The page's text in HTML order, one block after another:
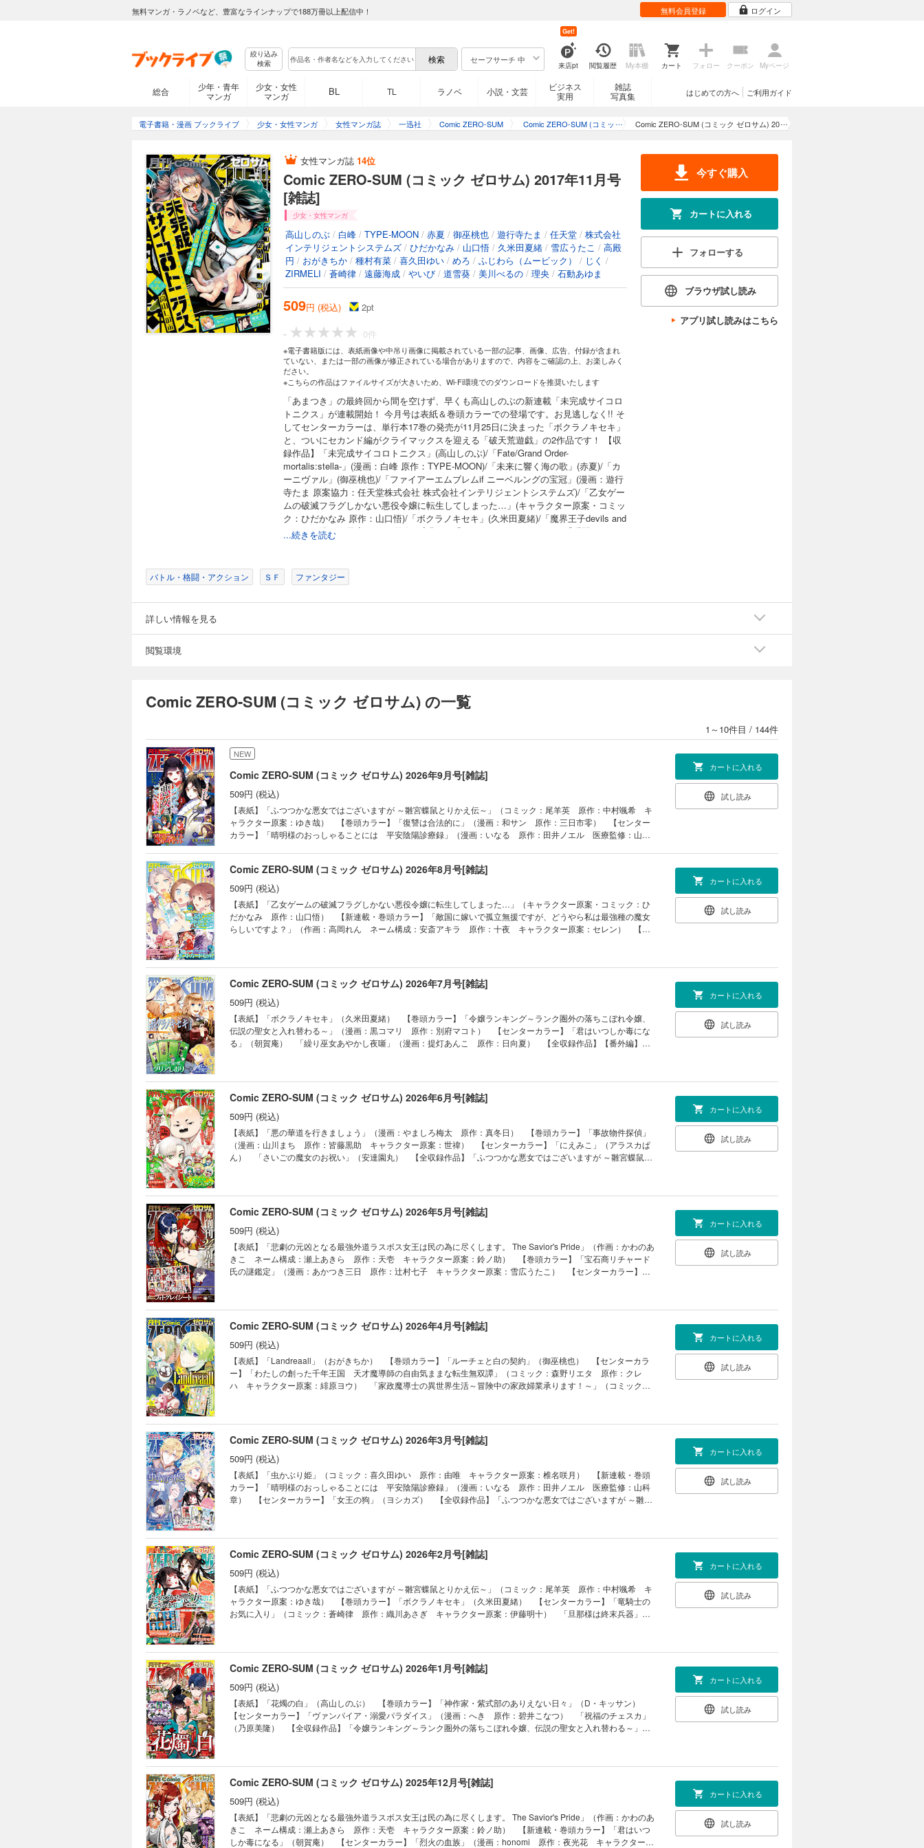
無料マンガ・ラノベなど、豊富なラインナップで188万冊以上配信中！ 無料会員登録 ログイン
絞り込み
検索
セーフサーチ 中
来店pt
Get!
閲覧履歴 My本棚 カート フォロー クーポン Myページ
総合
少年・青年
マンガ
少女・女性
マンガ
BL TL ラノベ 小説・文芸
ビジネス
実用
雑誌
写真集
ご利用ガイド
はじめての方へ
電子書籍・漫画 ブックライブ 少女・女性マンガ 女性マンガ誌 一迅社 Comic ZERO-SUM
Comic ZERO-SUM (コミッ
Comic ZERO-SUM (コミック ゼロサム) 20
女性マンガ誌 14位
Comic ZERO-SUM (コミック ゼロサム) 2017年11月号
[雑誌]
少女・女性マンガ
高山しのぶ / 白峰 / TYPE-MOON / 赤夏 / 御巫桃也 / 遊行寺たま / 任天堂 / 株式会社
インテリジェントシステムズ / ひだかなみ / 山口悟 / 久米田夏緒 / 雪広うたこ / 高殿
円 / おがきちか / 種村有菜 / 喜久田ゆい / めろ / ふじわら（ムービック） / じく /
ZIRMELI / 蒼崎律 / 遠藤海成 / やいび / 道雪葵 / 美川べるの / 理央 / 石動あゆま
509円 (税込) 2pt
- 0件
※電子書籍版には、表紙画像や中吊り画像に掲載されている一部の記事、画像、広告、付録が含まれ
ていない、または一部の画像が修正されている場合がありますので、内容をご確認の上、お楽しみく
ださい。
※こちらの作品はファイルサイズが大きいため、Wi-Fi環境でのダウンロードを推奨いたします
「あまつき」の最終回から間を空けず、早くも高山しのぶの新連載「未完成サイコロ
トニクス」が連載開始！ 今月号は表紙＆巻頭カラーでの登場です。お見逃しなく!! そ
してセンターカラーは、単行本17巻の発売が11月25日に決まった「ボクラノキセキ」
と、ついにセカンド編がクライマックスを迎える「破天荒遊戯」の2作品です！ 【収
録作品】「未完成サイコロトニクス」(高山しのぶ)/「Fate/Grand Order-
mortalis:stella-」(漫画：白峰 原作：TYPE-MOON)/「未来に響く海の歌」(赤夏)/「カ
ーニヴァル」(御巫桃也)/「ファイアーエムブレムif ニーベルングの宝冠」(漫画：遊行
寺たま 原案協力：任天堂株式会社 株式会社インテリジェントシステムズ)/「乙女ゲー
ムの破滅フラグしかない悪役令嬢に転生してしまった…」(キャラクター原案・コミッ
ク：ひだかなみ 原作：山口悟)/「ボクラノキセキ」(久米田夏緒)/「魔界王子devils and
realist」(漫画：雪広うたこ 原作：高殿円)/「Landreaall」(おがきちか)/「瞬間ライル」
(種村有菜 喜久田ゆい)/「ツキウタ。THE ANIMATION」(漫画：めろ 原作：ふじわら
(ZIRMELI)/「罪科のグリム」(蒼崎律)/「破天荒遊戯」(遠藤海成)/「BLモブのお仕事」
(やいび)/「女子漫画編集者と蔦屋さん」(道雪葵)/「ストレンジ・プラス」(美川べる
ません。
...続きを読む
今すぐ購入
カートに入れる
フォローする
ブラウザ試し読み
アプリ試し読みはこちら
バトル・格闘・アクション ＳＦ ファンタジー
詳しい情報を見る
閲覧環境
Comic ZERO-SUM (コミック ゼロサム) の一覧
1～10件目 / 144件
NEW
Comic ZERO-SUM (コミック ゼロサム) 2026年9月号[雑誌]
509円 (税込)
【表紙】「ふつつかな悪女ではございますが ～雛宮蝶鼠とりかえ伝～」（コミック：尾羊英 原作：中村颯希 キ
ャラクター原案：ゆき哉） 【巻頭カラー】「復讐は合法的に」（漫画：和サン 原作：三日市零） 【センター
カラー】「晴明様のおっしゃることには 平安陰陽診療録」（漫画：いなる 原作：田井ノエル 医療監修：山科
十夜 キャラクター原案：セレン） 「神作家・紫式部のありえない日々」（D・キッサン） 「乙女ゲームの破
滅フラグしかない悪役令嬢に転生してしまった…」（キャラクター原案・コミック：ひだかなみ 原作：山口
悟） 「祝福のチェスカ」（乃原美隆） 「花燭の白」（高山しのぶ） 「令嬢ランキング～ランク圏外の落ちこ
ぼれ令嬢、伝説の聖女と入れ替わる～」（漫画：黒コマリ 原作：別府マコト） 「君はいつしか毒になる」（朝
賀庵） 「ボクラノキセキ」（久米田夏緒） 「竜騎士のお気に入り」（コミック：蒼崎律 原作：織川あさぎ
キャラクター原案：伊藤明十） 「事故物件探偵」（漫画：山川まち 原作：皆藤黒助 キャラクター原案：世
ク：おの秋人 原作：文庫妖 キャラクター原案：なま） 「烈火の血族」（漫画：honomi 原作：夜光花 キャ
ラクター原案：奈良千春） 「ルーチェと白の契約」（御巫桃也） 「さいごの魔女のお祝い」（安達園丸）
ャラクター原案：緋原ヨウ） 「怪異の掃除人・曽根崎慎司の事件ファイル」（漫画：八橋はち 原作：長埜
恵） 「悲劇の元凶となる最強外道ラスボス女王は民の為に尽くします。 The Savior's Pride」（作画：かわのあき
こ ネーム構成：瀬上あきら 原作：天壱 キャラクター原案：鈴ノ助） 「にえみこ」（アラスカぱん） 「虫
かぶり姫」（コミック：喜久田ゆい 原作：由唯 キャラクター原案：椎名咲月） 「女王の狗」（ヨシカズ）
てはいけません」（雪広うたこ） 「Fate/Grand Order -mortalis:stella-」（漫画：白峰 原作：TYPE-MOON）
【番外編】「宝石商リチャード氏の謎鑑定」（漫画：あかつき三日 原作：辻村七子 キャラクター原案：雪広う
たこ） ※「暗号解読士 九條キリヤの事件簿」「神クズ☆アイドル」は都合により休載させていただきます。 ※本
電子書籍の表紙・目次・広告・情報・価格は、紙で発行した当時のものとなります。電子版に付録は含まれており
ません。また、作品のラインナップ・記事等が目次と異なる場合もございます。何卒ご了承ください。
カートに入れる
試し読み
Comic ZERO-SUM (コミック ゼロサム) 2026年8月号[雑誌]
509円 (税込)
【表紙】「乙女ゲームの破滅フラグしかない悪役令嬢に転生してしまった…」（キャラクター原案・コミック：ひ
だかなみ 原作：山口悟） 【新連載・巻頭カラー】「敵国に嫁いで孤立無援ですが、どうやら私は最強種の魔女
らしいですよ？」（作画：高岡れん ネーム構成：安斎アキラ 原作：十夜 キャラクター原案：セレン） 【セ
劇の元凶となる最強外道ラスボス女王は民の為に尽くします。 The Savior's Pride」（作画：かわのあきこ ネーム
構成：瀬上あきら 原作：天壱 キャラクター原案：鈴ノ助） 「烈火の血族」（漫画：honomi 原作：夜光花
キャラクター原案：奈良千春） 「わたしの創った千年王国 天才魔導師の自由気ままな転生無双譚」（コミッ
ク：森野リエタ 原作：クレハ キャラクター原案：緋原ヨウ） 「ボクラノキセキ」（久米田夏緒） 【番外
編】「君はいつしか毒になる」（朝賀庵） 「花燭の白」（高山しのぶ） 「令嬢ランキング～ランク圏外の落ち
こぼれ令嬢、伝説の聖女と入れ替わる～」（漫画：黒コマリ 原作：別府マコト） 「家政魔導士の異世界生活～
冒険中の家政婦業承ります！～」（コミック：おの秋人 原作：文庫妖 キャラクター原案：なま） 「祝福のチ
零） 「樹海の魔女」（遊行寺たま） 「ヴァンパイア・溺愛パラダイス」（漫画：へき 原作：碧井こなつ）
「晴明様のおっしゃることには 平安陰陽診療録」（漫画：いなる 原作：田井ノエル 医療監修：山科章）
「事故物件探偵」（漫画：山川まち 原作：皆藤黒助 キャラクター原案：世禕） 「ルーチェと白の契約」（御
巫桃也） 「にえみこ」（アラスカぱん） 「魔法使いの約束 COMIC」（漫画：仲村柴太郎 原作・シナリオ：
都志見文太／coly キャラクターデザイン原案：ダンミル） 「Landreaall」（おがきちか） 「女王の狗」（ヨ
シカズ） 「旦那様は終末兵器」（雨宮由樹＆市原ゆき乃） 「暗号解読士 九條キリヤの事件簿」（コミック：ま
籍の表紙・目次・広告・情報・価格は、紙で発行した当時のものとなります。電子版に付録は含まれておりませ
ん。また、作品のラインナップ・記事等が目次と異なる場合もございます。何卒ご了承ください。
カートに入れる
試し読み
Comic ZERO-SUM (コミック ゼロサム) 2026年7月号[雑誌]
509円 (税込)
【表紙】「ボクラノキセキ」（久米田夏緒） 【巻頭カラー】「令嬢ランキング～ランク圏外の落ちこぼれ令嬢、
伝説の聖女と入れ替わる～」（漫画：黒コマリ 原作：別府マコト） 【センターカラー】「君はいつしか毒にな
る」（朝賀庵） 「繰り巫女あやかし夜噺」（漫画：提灯あんこ 原作：日向夏） 【全収録作品】【番外編】
ス女王は民の為に尽くします。 The Savior's Pride」（作画：かわのあきこ ネーム構成：瀬上あきら 原作：天
壱 キャラクター原案：鈴ノ助） 【番外編】「ヴァンパイア・溺愛パラダイス」（漫画：へき 原作：碧井こな
つ） 「家政魔導士の異世界生活～冒険中の家政婦業承ります！～」（コミック：おの秋人 原作：文庫妖 キャ
ラクター原案：なま） 「虫かぶり姫」（コミック：喜久田ゆい 原作：由唯 キャラクター原案：椎名咲月）
「復讐は合法的に」（漫画：和サン 原作：三日市零） 「わたしの創った千年王国 天才魔導師の自由気ままな
転生無双譚」（コミック：森野リエタ 原作：クレハ キャラクター原案：緋原ヨウ） 「悪の華道を行きましょ
う」（漫画：やましろ梅太 原作：真冬日） 「樹海の魔女」（遊行寺たま） 「魔法使いの約束 COMIC」（漫
の血族」（漫画：honomi 原作：夜光花 キャラクター原案：奈良千春） 「晴明様のおっしゃることには 平安
陰陽診療録」（漫画：いなる 原作：田井ノエル 医療監修：山科章） 「女王の狗」（ヨシカズ） 「旦那様は
終末兵器」（雨宮由樹＆市原ゆき乃） 「神クズ☆アイドル」（いそふらぼん肘樹） 「暗号解読士 九條キリヤの
事件簿」（コミック：ましの 原作：桜川ヒロ キャラクター原案：アオジマイコ） 「Landreaall」（おがきち
か） 「Fate/Grand Order -mortalis:stella-」（漫画：白峰 原作：TYPE-MOON） ※「彼に依頼してはいけませ
ん」（雪広うたこ）は都合により休載させていただきます。※本電子書籍の表紙・目次・広告・情報・価格は、紙
カートに入れる
試し読み
Comic ZERO-SUM (コミック ゼロサム) 2026年6月号[雑誌]
509円 (税込)
【表紙】「悪の華道を行きましょう」（漫画：やましろ梅太 原作：真冬日） 【巻頭カラー】「事故物件探偵」
（漫画：山川まち 原作：皆藤黒助 キャラクター原案：世禕） 【センターカラー】「にえみこ」（アラスカぱ
ん） 「さいごの魔女のお祝い」（安達園丸） 【全収録作品】「ふつつかな悪女ではございますが ～雛宮蝶鼠と
きら 原作：天壱 キャラクター原案：鈴ノ助） 「怪異の掃除人・曽根崎慎司の事件ファイル」（漫画：八橋は
ち 原作：長埜恵） 「わたしの創った千年王国 天才魔導師の自由気ままな転生無双譚」（コミック：森野リエ
タ 原作：クレハ キャラクター原案：緋原ヨウ） 「晴明様のおっしゃることには 平安陰陽診療録」（漫画：
いなる 原作：田井ノエル 医療監修：山科章） 「君はいつしか毒になる」（朝賀庵） 【番外編】「令嬢ラン
キング～ランク圏外の落ちこぼれ令嬢、伝説の聖女と入れ替わる～」（漫画：黒コマリ 原作：別府マコト）
「花燭の白」（高山しのぶ） 「宝石商リチャード氏の謎鑑定」（漫画：あかつき三日 原作：辻村七子 キャラ
クター原案：雪広うたこ） 「樹海の魔女」（遊行寺たま） 「女王の狗」（ヨシカズ） 「家政魔導士の異世界
ク：ひだかなみ 原作：山口悟） 「旦那様は終末兵器」（雨宮由樹＆市原ゆき乃） 「ボクラノキセキ」（久米
田夏緒） 「烈火の血族」（漫画：honomi 原作：夜光花 キャラクター原案：奈良千春） 「神作家・紫式部の
ありえない日々」（D・キッサン） 【番外編】「復讐は合法的に」（漫画：和サン 原作：三日市零） 「ヴァ
ンパイア・溺愛パラダイス」（漫画：へき 原作：碧井こなつ） 「暗号解読士 九條キリヤの事件簿」（コミッ
ク：ましの 原作：桜川ヒロ キャラクター原案：アオジマイコ） 「虫かぶり姫」（コミック：喜久田ゆい 原
作：由唯 キャラクター原案：椎名咲月） 「神クズ☆アイドル」（いそふらぼん肘樹） 【最終回】「警視庁魔
mortalis:stella-」は都合により休載させていただきます。※本電子書籍の表紙・目次・広告・情報・価格は、紙で発
行した当時のものとなります。電子版に付録は含まれておりません。また、作品のラインナップ・記事等が目次と
異なる場合もございます。何卒ご了承ください。
カートに入れる
試し読み
Comic ZERO-SUM (コミック ゼロサム) 2026年5月号[雑誌]
509円 (税込)
【表紙】「悲劇の元凶となる最強外道ラスボス女王は民の為に尽くします。 The Savior's Pride」（作画：かわのあ
きこ ネーム構成：瀬上あきら 原作：天壱 キャラクター原案：鈴ノ助） 【巻頭カラー】「宝石商リチャード
氏の謎鑑定」（漫画：あかつき三日 原作：辻村七子 キャラクター原案：雪広うたこ） 【センターカラー】
～雛宮蝶鼠とりかえ伝～」（コミック：尾羊英 原作：中村颯希 キャラクター原案：ゆき哉） 【番外編】「女
王の狗」（ヨシカズ） 「復讐は合法的に」（漫画：和サン 原作：三日市零） 「乙女ゲームの破滅フラグしか
ない悪役令嬢に転生してしまった…」（キャラクター原案・コミック：ひだかなみ 原作：山口悟） 「令嬢ラン
キング～ランク圏外の落ちこぼれ令嬢、伝説の聖女と入れ替わる～」（漫画：黒コマリ 原作：別府マコト）
「神作家・紫式部のありえない日々」（D・キッサン） 「警視庁魔獣対策室 狼刑事と目覚めの賢者」（漫画：ア
ズマミドリ 原作：ヨシビロコウ キャラクター原案：巖本英利） 【読み切り】「錆びない夜より」（蔦屋
藤） 「君はいつしか毒になる」（朝賀庵） 「悪の華道を行きましょう」（漫画：やましろ梅太 原作：真冬
由気ままな転生無双譚」（コミック：森野リエタ 原作：クレハ キャラクター原案：緋原ヨウ） 「家政魔導士
の異世界生活～冒険中の家政婦業承ります！～」（コミック：おの秋人 原作：文庫妖 キャラクター原案：な
ま） 「竜騎士のお気に入り」（コミック：蒼崎律 原作：織川あさぎ キャラクター原案：伊藤明十） 「事故
物件探偵」（漫画：山川まち 原作：皆藤黒助 キャラクター原案：世禕） 「ボクラノキセキ」（久米田夏
緒） 「ヴァンパイア・溺愛パラダイス」（漫画：へき 原作：碧井こなつ） 「泡沫のムジナ」（会田小路ちょ
こぷでぃんぐ） 「ルーチェと白の契約」（御巫桃也） 「さいごの魔女のお祝い」（安達園丸） 【最終回】
姫」（コミック：喜久田ゆい 原作：由唯 キャラクター原案：椎名咲月） 「暗号解読士 九條キリヤの事件簿」
（コミック：ましの 原作：桜川ヒロ キャラクター原案：アオジマイコ） ※本電子書籍の表紙・目次・広告・
情報・価格は、紙で発行した当時のものとなります。電子版に付録は含まれておりません。また、作品のラインナ
ップ・記事等が目次と異なる場合もございます。何卒ご了承ください。
カートに入れる
試し読み
Comic ZERO-SUM (コミック ゼロサム) 2026年4月号[雑誌]
509円 (税込)
【表紙】「Landreaall」（おがきちか） 【巻頭カラー】「ルーチェと白の契約」（御巫桃也） 【センターカラ
ー】「わたしの創った千年王国 天才魔導師の自由気ままな転生無双譚」（コミック：森野リエタ 原作：クレ
ハ キャラクター原案：緋原ヨウ） 「家政魔導士の異世界生活～冒険中の家政婦業承ります！～」（コミック：
民の為に尽くします。 The Savior's Pride」（作画：かわのあきこ ネーム構成：瀬上あきら 原作：天壱 キャラ
クター原案：鈴ノ助） 「ふつつかな悪女ではございますが ～雛宮蝶鼠とりかえ伝～」（コミック：尾羊英 原
作：中村颯希 キャラクター原案：ゆき哉） 「乙女ゲームの破滅フラグしかない悪役令嬢に転生してしまっ
た…」（キャラクター原案・コミック：ひだかなみ 原作：山口悟） 「花燭の白」（高山しのぶ） 「君はいつ
しか毒になる」（朝賀庵） 「神クズ☆アイドル」（いそふらぼん肘樹） 「神作家・紫式部のありえない日々」
（D・キッサン） 「魔法使いの約束 COMIC」（漫画：仲村柴太郎 原作・シナリオ：都志見文太／coly キャラ
クターデザイン原案：ダンミル） 「後宮の巫女は妃にならない」（コミック：あさひまち 原作：貴嶋啓 キャ
春） 「令嬢ランキング～ランク圏外の落ちこぼれ令嬢、伝説の聖女と入れ替わる～」（漫画：黒コマリ 原作：
別府マコト） 「樹海の魔女」（遊行寺たま） 「女王の狗」（ヨシカズ） 「宝石商リチャード氏の謎鑑定」
（漫画：あかつき三日 原作：辻村七子 キャラクター原案：雪広うたこ） 「泡沫のムジナ」（会田小路ちょこ
ぷでぃんぐ） 「警視庁魔獣対策室 狼刑事と目覚めの賢者」（漫画：アズマミドリ 原作：ヨシビロコウ キャラ
クター原案：巖本英利） 「竜騎士のお気に入り」（コミック：蒼崎律 原作：織川あさぎ キャラクター原案：
伊藤明十） 【番外編】「彼に依頼してはいけません」（雪広うたこ） 「Fate/Grand Order -mortalis:stella-」
ください。
カートに入れる
試し読み
Comic ZERO-SUM (コミック ゼロサム) 2026年3月号[雑誌]
509円 (税込)
【表紙】「虫かぶり姫」（コミック：喜久田ゆい 原作：由唯 キャラクター原案：椎名咲月） 【新連載・巻頭
カラー】「晴明様のおっしゃることには 平安陰陽診療録」（漫画：いなる 原作：田井ノエル 医療監修：山科
章） 【センターカラー】「女王の狗」（ヨシカズ） 【全収録作品】「ふつつかな悪女ではございますが ～雛宮
The Savior's Pride」（作画：かわのあきこ ネーム構成：瀬上あきら 原作：天壱 キャラクター原案：鈴ノ
助） 「Landreaall」（おがきちか） 「わたしの創った千年王国 天才魔導師の自由気ままな転生無双譚」（コ
ミック：森野リエタ 原作：クレハ キャラクター原案：緋原ヨウ） 「君はいつしか毒になる」（朝賀庵）
「ボクラノキセキ」（久米田夏緒） 【番外編】「樹海の魔女」（遊行寺たま） 「乙女ゲームの破滅フラグしか
ない悪役令嬢に転生してしまった…」（キャラクター原案・コミック：ひだかなみ 原作：山口悟） 「さいごの
魔女のお祝い」（安達園丸） 「令嬢ランキング～ランク圏外の落ちこぼれ令嬢、伝説の聖女と入れ替わる～」
（漫画：黒コマリ 原作：別府マコト） 「祝福のチェスカ」（乃原美隆） 「復讐は合法的に」（漫画：和サ
政魔導士の異世界生活～冒険中の家政婦業承ります！～」（コミック：おの秋人 原作：文庫妖 キャラクター原
案：なま） 「宝石商リチャード氏の謎鑑定」（漫画：あかつき三日 原作：辻村七子 キャラクター原案：雪広
うたこ） 「ヴァンパイア・溺愛パラダイス」（漫画：へき 原作：碧井こなつ） 「神クズ☆アイドル」（いそ
ふらぼん肘樹） 「事故物件探偵」（漫画：山川まち 原作：皆藤黒助 キャラクター原案：世禕） 「魔法使い
の約束 COMIC」（漫画：仲村柴太郎 原作・シナリオ：都志見文太／coly キャラクターデザイン原案：ダンミ
ル） 「泡沫のムジナ」（会田小路ちょこぷでぃんぐ） 「神作家・紫式部のありえない日々」（D・キッサ
読士 九條キリヤの事件簿」（コミック：ましの 原作：桜川ヒロ キャラクター原案：アオジマイコ） ※本電子
書籍の表紙・目次・広告・情報・価格は、紙で発行した当時のものとなります。電子版に付録は含まれておりませ
ん。また、作品のラインナップ・記事等が目次と異なる場合もございます。何卒ご了承ください。
カートに入れる
試し読み
Comic ZERO-SUM (コミック ゼロサム) 2026年2月号[雑誌]
509円 (税込)
【表紙】「ふつつかな悪女ではございますが ～雛宮蝶鼠とりかえ伝～」（コミック：尾羊英 原作：中村颯希 キ
ャラクター原案：ゆき哉） 【巻頭カラー】「ボクラノキセキ」（久米田夏緒） 【センターカラー】「竜騎士の
お気に入り」（コミック：蒼崎律 原作：織川あさぎ キャラクター原案：伊藤明十） 「旦那様は終末兵器」
助） 「乙女ゲームの破滅フラグしかない悪役令嬢に転生してしまった…」（キャラクター原案・コミック：ひだ
かなみ 原作：山口悟） 「君はいつしか毒になる」（朝賀庵） 「ヴァンパイア・溺愛パラダイス」（漫画：へ
き 原作：碧井こなつ） 「復讐は合法的に」（漫画：和サン 原作：三日市零） 「神作家・紫式部のありえな
い日々」（D・キッサン） 「令嬢ランキング～ランク圏外の落ちこぼれ令嬢、伝説の聖女と入れ替わる～」（漫
画：黒コマリ 原作：別府マコト） 「虫かぶり姫」（コミック：喜久田ゆい 原作：由唯 キャラクター原案：
椎名咲月） 「事故物件探偵」（漫画：山川まち 原作：皆藤黒助 キャラクター原案：世禕） 【番外編】「さ
いごの魔女のお祝い」（安達園丸） 「花燭の白」（高山しのぶ） 【番外編】「わたしの創った千年王国 天才
「烈火の血族」（漫画：honomi 原作：夜光花 キャラクター原案：奈良千春） 「女王の狗」（ヨシカズ）
「後宮の巫女は妃にならない」（コミック：あさひまち 原作：貴嶋啓 キャラクター原案：毛玉呂） 「繰り巫
女あやかし夜噺」（漫画：提灯あんこ 原作：日向夏） 「泡沫のムジナ」（会田小路ちょこぷでぃんぐ） 「宝
石商リチャード氏の謎鑑定」（漫画：あかつき三日 原作：辻村七子 キャラクター原案：雪広うたこ） 【番外
編】「神クズ☆アイドル」（いそふらぼん肘樹） 「ルーチェと白の契約」（御巫桃也） 「Landreaall」（おが
カートに入れる
試し読み
Comic ZERO-SUM (コミック ゼロサム) 2026年1月号[雑誌]
509円 (税込)
【表紙】「花燭の白」（高山しのぶ） 【巻頭カラー】「神作家・紫式部のありえない日々」（D・キッサン）
【センターカラー】「ヴァンパイア・溺愛パラダイス」（漫画：へき 原作：碧井こなつ） 「祝福のチェスカ」
（乃原美隆） 【全収録作品】「令嬢ランキング～ランク圏外の落ちこぼれ令嬢、伝説の聖女と入れ替わる～」
姫」（コミック：喜久田ゆい 原作：由唯 キャラクター原案：椎名咲月） 「乙女ゲームの破滅フラグしかない
悪役令嬢に転生してしまった…」（キャラクター原案・コミック：ひだかなみ 原作：山口悟） 「魔法使いの約
束 COMIC」（漫画：仲村柴太郎 原作・シナリオ：都志見文太／coly キャラクターデザイン原案：ダンミル）
「怪異の掃除人・曽根崎慎司の事件ファイル」（漫画：八橋はち 原作：長埜恵） 「悲劇の元凶となる最強外道
ラスボス女王は民の為に尽くします。 The Savior's Pride」（作画：かわのあきこ ネーム構成：瀬上あきら 原
作：天壱 キャラクター原案：鈴ノ助） 「復讐は合法的に」（漫画：和サン 原作：三日市零） 【番外編】
「ルーチェと白の契約」（御巫桃也） 「わたしの創った千年王国 天才魔導師の自由気ままな転生無双譚」（コ
カートに入れる
試し読み
Comic ZERO-SUM (コミック ゼロサム) 2025年12月号[雑誌]
509円 (税込)
【表紙】「悲劇の元凶となる最強外道ラスボス女王は民の為に尽くします。 The Savior's Pride」（作画：かわのあ
きこ ネーム構成：瀬上あきら 原作：天壱 キャラクター原案：鈴ノ助） 【新連載・巻頭カラー】「君はいつ
しか毒になる」（朝賀庵） 【センターカラー】「烈火の血族」（漫画：honomi 原作：夜光花 キャラクター原
カートに入れる
試し読み